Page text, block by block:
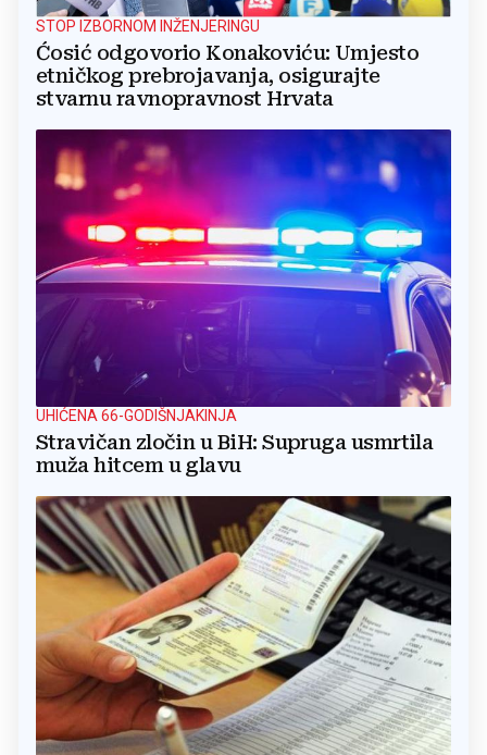
STOP IZBORNOM INŽENJERINGU
Ćosić odgovorio Konakoviću: Umjesto
etničkog prebrojavanja, osigurajte
stvarnu ravnopravnost Hrvata
UHIĆENA 66-GODIŠNJAKINJA
Stravičan zločin u BiH: Supruga usmrtila
muža hitcem u glavu